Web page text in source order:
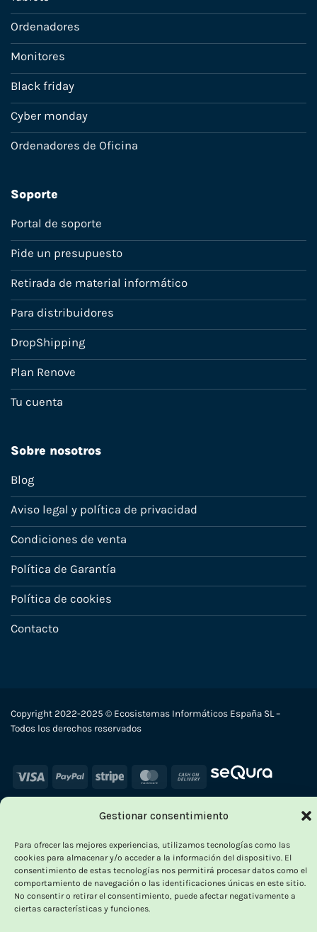
Gestionar consentimiento
Para ofrecer las mejores experiencias, utilizamos tecnologías como las
cookies para almacenar y/o acceder a la información del dispositivo. El
consentimiento de estas tecnologías nos permitirá procesar datos como el
comportamiento de navegación o las identificaciones únicas en este sitio.
No consentir o retirar el consentimiento, puede afectar negativamente a
ciertas características y funciones.
Ordenadores
Monitores
Black friday
Cyber monday
Ordenadores de Oficina
Soporte
Portal de soporte
Pide un presupuesto
Retirada de material informático
Para distribuidores
DropShipping
Plan Renove
Tu cuenta
Sobre nosotros
Blog
Aviso legal y política de privacidad
Condiciones de venta
Política de Garantía
Política de cookies
Contacto
Copyright 2022-2025 © Ecosistemas Informáticos España SL –
Todos los derechos reservados
Visa PayPal Stripe MasterCard
Cash
On
Delivery
OUTLET VORPC